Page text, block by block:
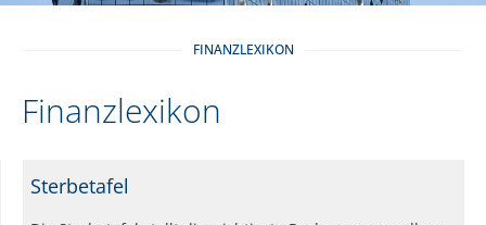
FINANZLEXIKON
Finanzlexikon
Sterbetafel